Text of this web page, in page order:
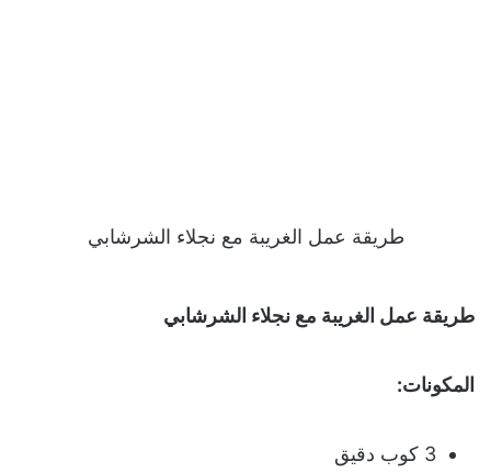
طريقة عمل الغريبة مع نجلاء الشرشابي
طريقة عمل الغريبة مع نجلاء الشرشابي
المكونات:
3 كوب دقيق